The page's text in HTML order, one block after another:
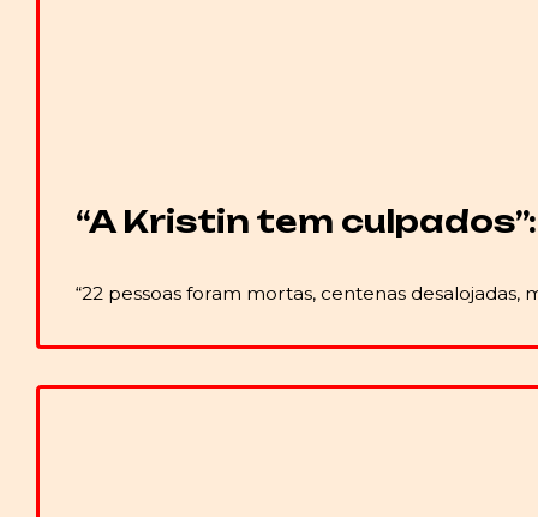
“A Kristin tem
“22 pessoas foram mortas, centenas desalojadas,